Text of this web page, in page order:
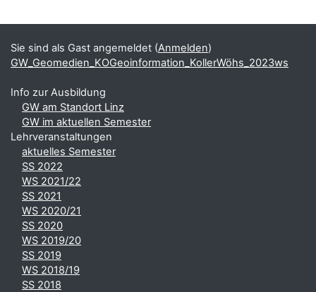
Ergänzungsblöcke
Sie sind als Gast angemeldet (Anmelden)
GW_Geomedien_KOGeoinformation_KollerWöhs_2023ws
Info zur Ausbildung
GW am Standort Linz
GW im aktuellen Semester
Lehrveranstaltungen
aktuelles Semester
SS 2022
WS 2021/22
SS 2021
WS 2020/21
SS 2020
WS 2019/20
SS 2019
WS 2018/19
SS 2018